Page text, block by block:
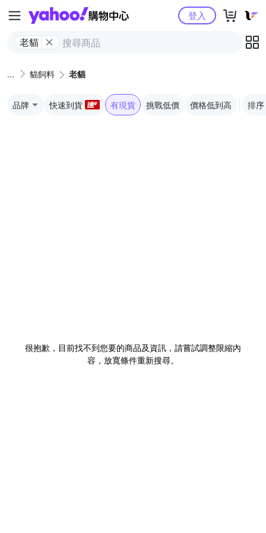
Yahoo購物中心
老貓
登入
貓飼料 老貓
品牌 快速到貨 有現貨 挑戰低價 價格低到高 排序
很抱歉，目前找不到您要的商品及資訊，請嘗試調整限縮內
容，放寬條件重新搜尋。